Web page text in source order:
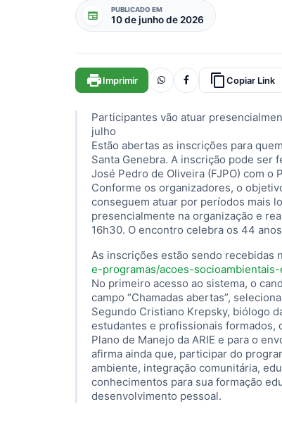
newspaper
PUBLICADO EM
10 de junho de 2026
print Imprimir content_copyCopiar Link
Participantes vão atuar
julho
Estão abertas as inscrições para
Santa Genebra. A inscrição pode ser
José Pedro de Oliveira (FJPO) com o
Conforme os organizadores, o
conseguem atuar por períodos mais
presencialmente na organização e
16h30. O encontro celebra os 44
As inscrições estão sendo recebidas
e-programas/acoes-
No primeiro acesso ao sistema, o
campo “Chamadas abertas”,
Segundo Cristiano Krepsky, biólogo
estudantes e profissionais formados,
Plano de Manejo da ARIE e para o
afirma ainda que, participar do
ambiente, integração comunitária,
conhecimentos para sua formação
desenvolvimento pessoal.